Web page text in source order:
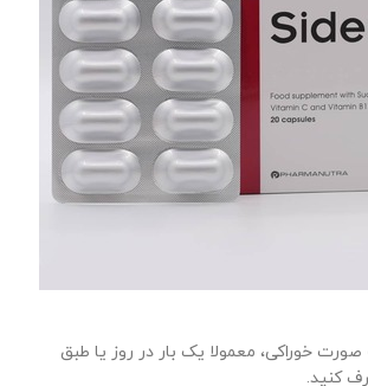
خوراکی، معمولا یک بار در روز یا طبق
کنید.